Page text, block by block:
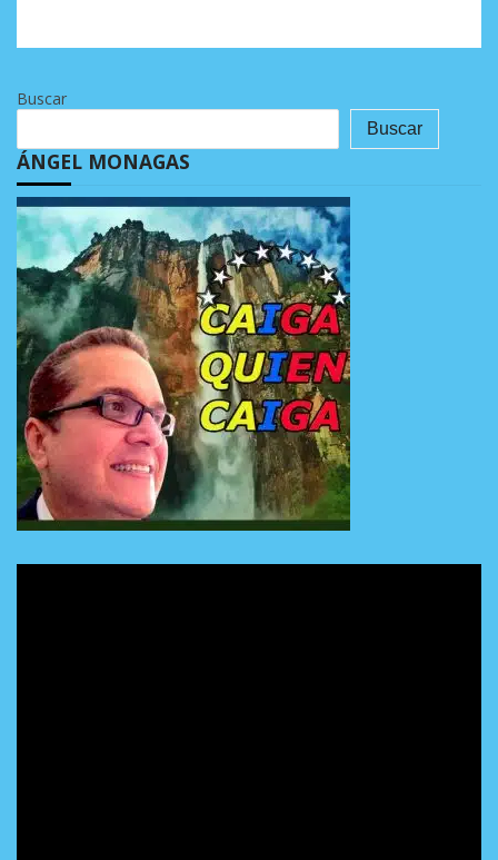
Buscar
Buscar
ÁNGEL MONAGAS